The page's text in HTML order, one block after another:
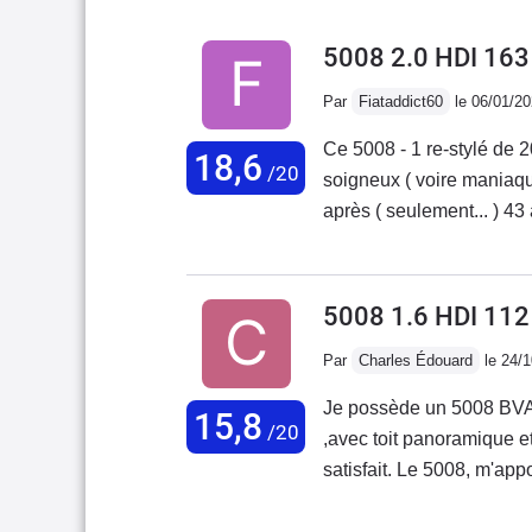
18,6 /20
5008 2.0 HDI 163
Par Fiataddict60 le 06/01/
Ce 5008 - 1 re-stylé de
soigneux ( voire maniaque... Salut Manu ! ;o) )
après ( seulement... )
est onctueux et pêchu,
kg. La conso reste
Même avec la boite
stupides limitations de
BVA6 type "System-
considérable, même à
rayon de braquage
15,8 /20
5008 1.6 HDI 112
Par Charles Édouard le 24/
Je possède un 5008
,avec toit panoramique et rideau de toit
satisfait. Le 5008,